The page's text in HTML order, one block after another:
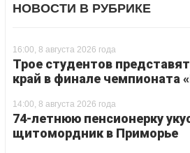
НОВОСТИ В РУБРИКЕ
16:00, 8 августа 2026 года
Трое студентов
край в финале чемпионата
14:00, 8 августа 2026 года
74-летнюю пенсионерку
щитомордник в Приморье